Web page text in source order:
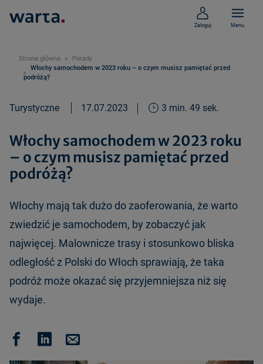
Zaloguj Menu
Strona główna
Porady
Włochy samochodem w 2023 roku – o czym musisz pamiętać przed
podróżą?
Turystyczne 17.07.2023 3 min. 49 sek.
Włochy samochodem w 2023 roku
– o czym musisz pamiętać przed
podróżą?
Włochy mają tak dużo do zaoferowania, że warto
zwiedzić je samochodem, by zobaczyć jak
najwięcej. Malownicze trasy i stosunkowo bliska
odległość z Polski do Włoch sprawiają, że taka
podróż może okazać się przyjemniejsza niż się
wydaje.